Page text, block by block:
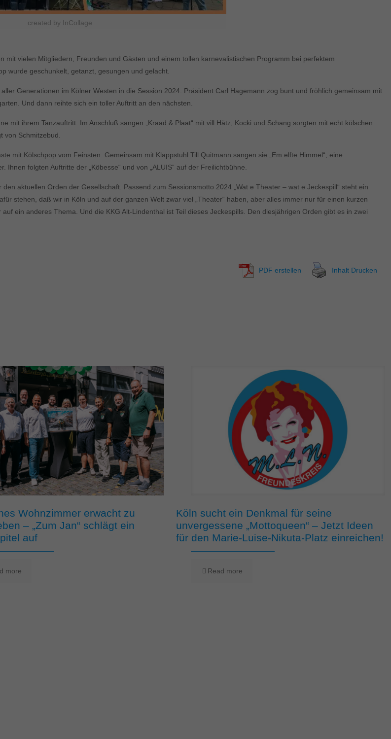
created by InCollage
mit vielen Mitgliedern, Freunden und Gästen und einem tollen karnevalistischen Programm bei perfektem
wurde geschunkelt, getanzt, gesungen und gelacht.
Generationen im Kölner Westen in die Session 2024. Präsident Carl Hagemann zog bunt und fröhlich gemeinsam mit
Und dann reihte sich ein toller Auftritt an den nächsten.
mit ihrem Tanzauftritt. Im Anschluß sangen „Kraad & Plaat“ mit vill Hätz, Kocki und Schang sorgten mit echt kölschen
von Schmitzebud.
mit Kölschpop vom Feinsten. Gemeinsam mit Klappstuhl Till Quitmann sangen sie „Em elfte Himmel“, eine
folgten Auftritte der „Köbesse“ und von „ALUIS“ auf der Freilichtbühne.
aktuellen Orden der Gesellschaft. Passend zum Sessionsmotto 2024 „Wat e Theater – wat e Jeckespill“ steht ein
stehen, daß wir in Köln und auf der ganzen Welt zwar viel „Theater“ haben, aber alles immer nur für einen kurzen
ein anderes Thema. Und die KKG Alt-Lindenthal ist Teil dieses Jeckespills. Den diesjährigen Orden gibt es in zwei
PDF erstellen Inhalt Drucken
Wohnzimmer erwacht zu
– „Zum Jan“ schlägt ein
auf
more
Köln sucht ein Denkmal für seine
unvergessene „Mottoqueen“ – Jetzt Ideen
für den Marie-Luise-Nikuta-Platz einreichen!
Read more